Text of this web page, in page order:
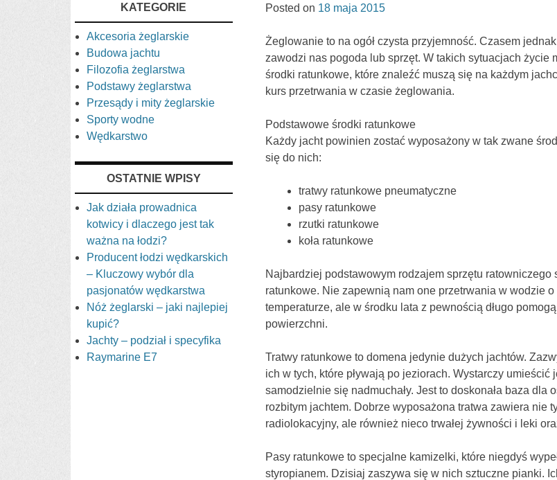
Posted on 18 maja 2015
Żeglowanie to na ogół czysta przyjemność. Czasem
zawodzi nas pogoda lub sprzęt. W takich sytuacjach życie
środki ratunkowe, które znaleźć muszą się na każdym
kurs przetrwania w czasie żeglowania.
Podstawowe środki ratunkowe
Każdy jacht powinien zostać wyposażony w tak zwane
się do nich:
tratwy ratunkowe pneumatyczne
pasy ratunkowe
rzutki ratunkowe
koła ratunkowe
Najbardziej podstawowym rodzajem sprzętu ratowniczego
ratunkowe. Nie zapewnią nam one przetrwania w wodzie o
temperaturze, ale w środku lata z pewnością długo
powierzchni.
Tratwy ratunkowe to domena jedynie dużych jachtów.
ich w tych, które pływają po jeziorach. Wystarczy umieścić
samodzielnie się nadmuchały. Jest to doskonała baza dla
rozbitym jachtem. Dobrze wyposażona tratwa zawiera nie
radiolokacyjny, ale również nieco trwałej żywności i leki
Pasy ratunkowe to specjalne kamizelki, które niegdyś
styropianem. Dzisiaj zaszywa się w nich sztuczne pianki.
KATEGORIE
Akcesoria żeglarskie
Budowa jachtu
Filozofia żeglarstwa
Podstawy żeglarstwa
Przesądy i mity żeglarskie
Sporty wodne
Wędkarstwo
OSTATNIE WPISY
Jak działa prowadnica
kotwicy i dlaczego jest tak
ważna na łodzi?
Producent łodzi wędkarskich
– Kluczowy wybór dla
pasjonatów wędkarstwa
Nóż żeglarski – jaki najlepiej
kupić?
Jachty – podział i specyfika
Raymarine E7